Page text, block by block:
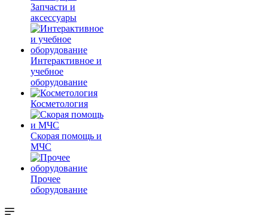
Запчасти и
аксессуары
Интерактивное и
учебное
оборудование
Косметология
Скорая помощь и
МЧС
Прочее
оборудование